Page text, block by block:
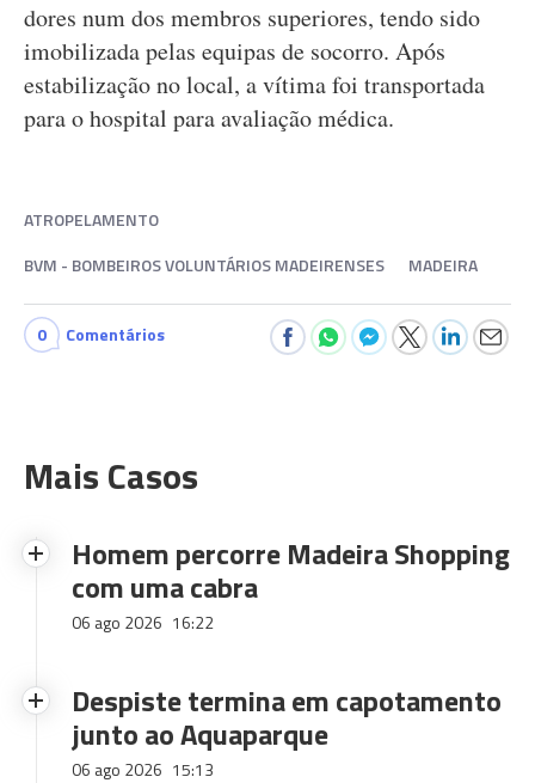
dores num dos membros superiores, tendo sido
imobilizada pelas equipas de socorro. Após
estabilização no local, a vítima foi transportada
para o hospital para avaliação médica.
ATROPELAMENTO
BVM - BOMBEIROS VOLUNTÁRIOS MADEIRENSES
MADEIRA
0 Comentários
Mais Casos
Homem percorre Madeira Shopping
com uma cabra
06 ago 2026 16:22
Despiste termina em capotamento
junto ao Aquaparque
06 ago 2026 15:13